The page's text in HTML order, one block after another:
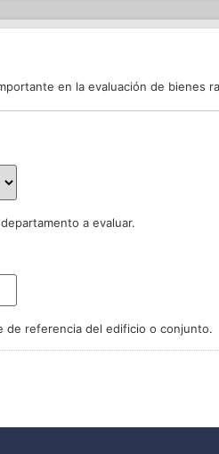
en la evaluación de bienes
a evaluar.
de referencia del edificio o conjunto.